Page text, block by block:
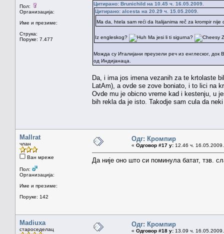
Пол:
Организација:
Име и презиме:
Струка:
Поруке: 7.477
Цитирано: Brunichild на 10.45 ч. 16.05.2009.
Цитирано: alcesta на 20.29 ч. 15.05.2009.
Ma da, htela sam reći da Italijanima reč za krompir
Iz engleskog? Ma jesi li ti sigurna?
Можда су Италијани преузели реч из енглеског, док
од Индијанаца.
Da, i ima jos imena vezanih za te krtolaste
LatAm), a ovde se zove boniato, i to lici na
Ovde mu je obicno vreme kad i kestenju, u
bih rekla da je isto. Takodje sam cula da
Mallrat
члан
Ван мреже
Пол:
Организација:
Име и презиме:
Поруке: 142
Одг: Кромпир
« Одговор #17 у: 12.46 ч.
Да није оно што си поминула батат, тзв.
Madiuxa
староседелац
Одг: Кромпир
« Одговор #18 у: 13.09 ч.